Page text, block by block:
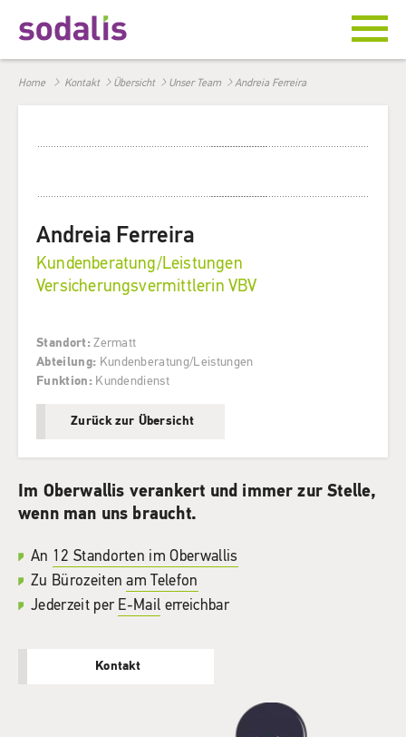
Home Kontakt Übersicht Unser Team Andreia Ferreira
Andreia Ferreira
Kundenberatung/Leistungen
Versicherungsvermittlerin VBV
Standort:Zermatt
Abteilung: Kundenberatung/Leistungen
Funktion: Kundendienst
Zurück zur Übersicht
Im Oberwallis verankert und immer zur Stelle,
wenn man uns braucht.
An 12 Standorten im Oberwallis
Zu Bürozeitenam Telefon
Jederzeit per E-Mail erreichbar
Kontakt